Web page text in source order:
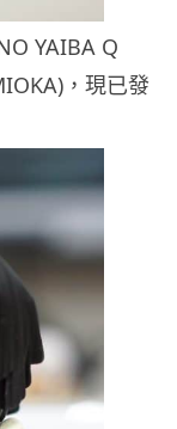
YAIBA Q
，現已發